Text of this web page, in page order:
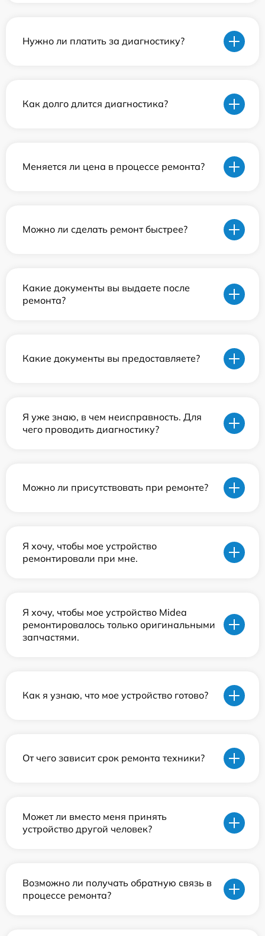
Нужно ли платить за диагностику?
Как долго длится диагностика?
Меняется ли цена в процессе ремонта?
Можно ли сделать ремонт быстрее?
Какие документы вы выдаете после
ремонта?
Какие документы вы предоставляете?
Я уже знаю, в чем неисправность. Для
чего проводить диагностику?
Можно ли присутствовать при ремонте?
Я хочу, чтобы мое устройство
ремонтировали при мне.
Я хочу, чтобы мое устройство Midea
ремонтировалось только оригинальными
запчастями.
Как я узнаю, что мое устройство готово?
От чего зависит срок ремонта техники?
Может ли вместо меня принять
устройство другой человек?
Возможно ли получать обратную связь в
процессе ремонта?